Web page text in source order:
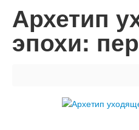
Архетип
эпохи: